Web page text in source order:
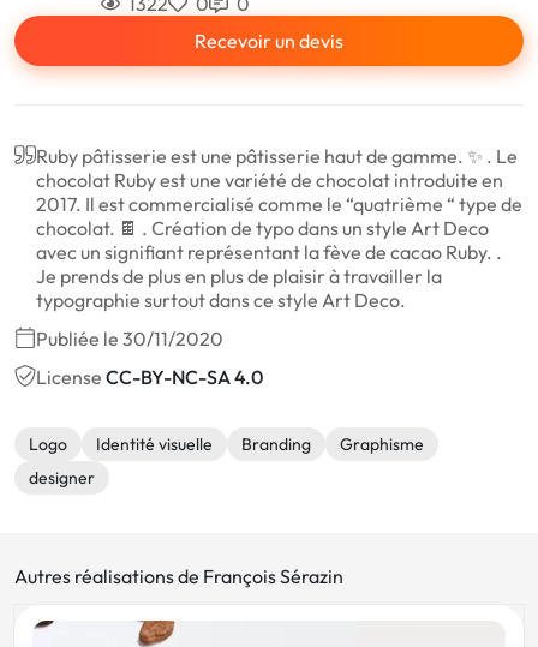
Recevoir un devis
Ruby pâtisserie est une pâtisserie haut de gamme. ✨ . Le
chocolat Ruby est une variété de chocolat introduite en
2017. Il est commercialisé comme le “quatrième “ type de
chocolat. 🍫 . Création de typo dans un style Art Deco
avec un signifiant représentant la fève de cacao Ruby. .
Je prends de plus en plus de plaisir à travailler la
typographie surtout dans ce style Art Deco.
Publiée le 30/11/2020
License CC-BY-NC-SA 4.0
Logo Identité visuelle Branding
Graphisme
designer
Autres réalisations de François Sérazin